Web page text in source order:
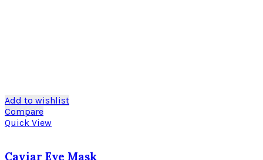
Add to wishlist
Compare
Quick View
Caviar Eye Mask